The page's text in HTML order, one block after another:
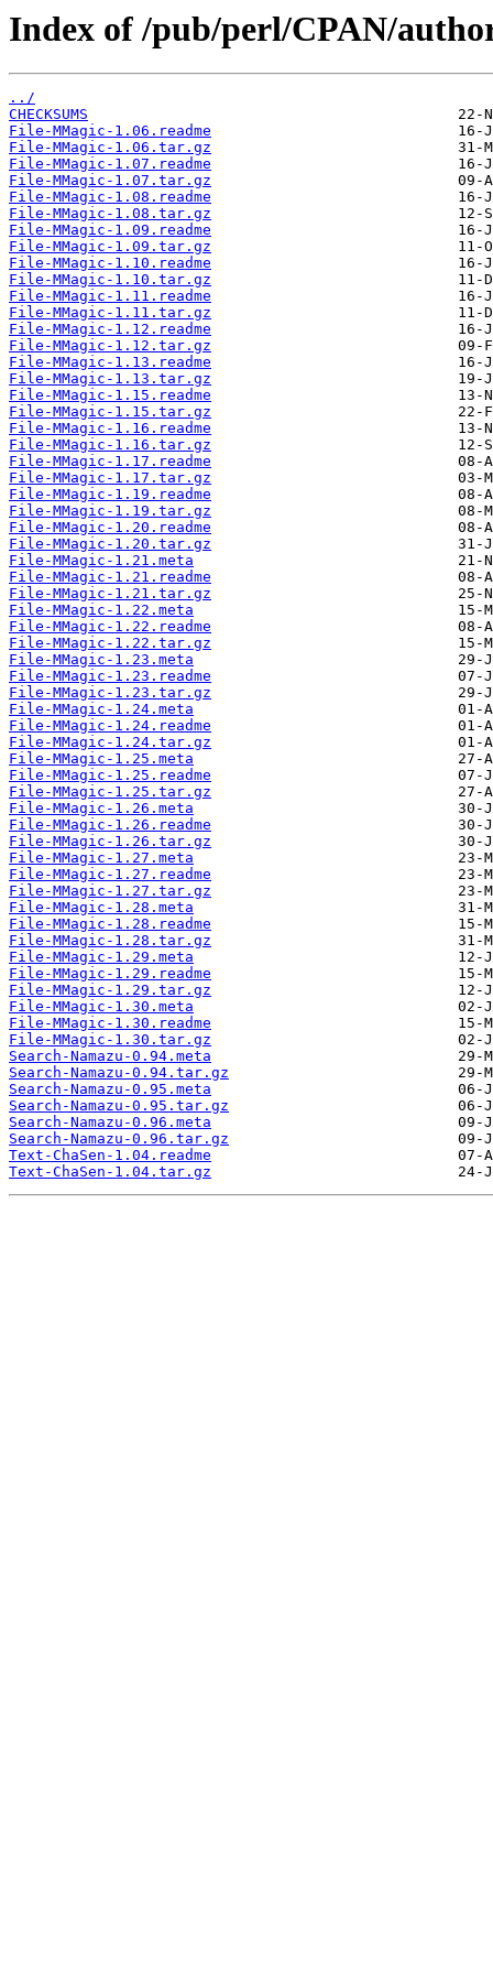
Index of /pub/perl/CPAN/
../
CHECKSUMS
File-MMagic-1.06.readme
File-MMagic-1.06.tar.gz
File-MMagic-1.07.readme
File-MMagic-1.07.tar.gz
File-MMagic-1.08.readme
File-MMagic-1.08.tar.gz
File-MMagic-1.09.readme
File-MMagic-1.09.tar.gz
File-MMagic-1.10.readme
File-MMagic-1.10.tar.gz
File-MMagic-1.11.readme
File-MMagic-1.11.tar.gz
File-MMagic-1.12.readme
File-MMagic-1.12.tar.gz
File-MMagic-1.13.readme
File-MMagic-1.13.tar.gz
File-MMagic-1.15.readme
File-MMagic-1.15.tar.gz
File-MMagic-1.16.readme
File-MMagic-1.16.tar.gz
File-MMagic-1.17.readme
File-MMagic-1.17.tar.gz
File-MMagic-1.19.readme
File-MMagic-1.19.tar.gz
File-MMagic-1.20.readme
File-MMagic-1.20.tar.gz
File-MMagic-1.21.meta
File-MMagic-1.21.readme
File-MMagic-1.21.tar.gz
File-MMagic-1.22.meta
File-MMagic-1.22.readme
File-MMagic-1.22.tar.gz
File-MMagic-1.23.meta
File-MMagic-1.23.readme
File-MMagic-1.23.tar.gz
File-MMagic-1.24.meta
File-MMagic-1.24.readme
File-MMagic-1.24.tar.gz
File-MMagic-1.25.meta
File-MMagic-1.25.readme
File-MMagic-1.25.tar.gz
File-MMagic-1.26.meta
File-MMagic-1.26.readme
File-MMagic-1.26.tar.gz
File-MMagic-1.27.meta
File-MMagic-1.27.readme
File-MMagic-1.27.tar.gz
File-MMagic-1.28.meta
File-MMagic-1.28.readme
File-MMagic-1.28.tar.gz
File-MMagic-1.29.meta
File-MMagic-1.29.readme
File-MMagic-1.29.tar.gz
File-MMagic-1.30.meta
File-MMagic-1.30.readme
File-MMagic-1.30.tar.gz
Search-Namazu-0.94.meta
Search-Namazu-0.94.tar.gz
Search-Namazu-0.95.meta
Search-Namazu-0.95.tar.gz
Search-Namazu-0.96.meta
Search-Namazu-0.96.tar.gz
Text-ChaSen-1.04.readme
Text-ChaSen-1.04.tar.gz